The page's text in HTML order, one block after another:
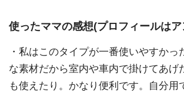
使ったママの感想(プロフィールは
・私はこのタイプが一番使いやすかっ
な素材だから室内や車内で掛けてあげ
も使えたり。かなり便利です。自分用